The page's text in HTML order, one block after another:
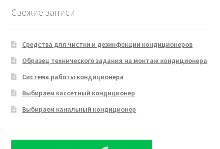
Свежие записи
Средства для чистки и дезинфекции кондиционеров
Образец технического задания на монтаж кондиционера
Система работы кондиционера
Выбираем кассетный кондиционер
Выбираем канальный кондиционер